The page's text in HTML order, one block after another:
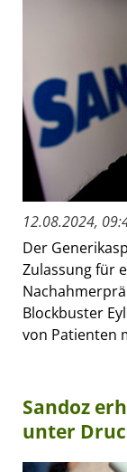
12.08.2024,
Der
Zulassung für
Blockbuster
von Patienten
Sandoz
unter